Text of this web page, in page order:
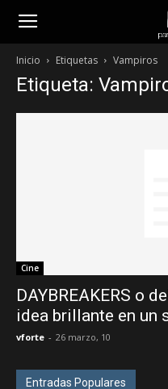
panfletonegro
Inicio Etiquetas Vampiros
Etiqueta:
Cine
DAYBREAKERS o
idea brillante en un
vforte - 26 marzo, 10
Entradas Populares